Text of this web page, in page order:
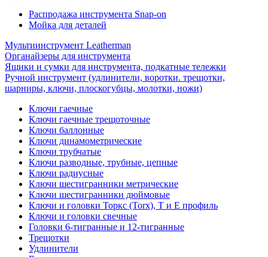
Распродажа инструмента Snap-on
Мойка для деталей
Мультиинструмент Leatherman
Органайзеры для инструмента
Ящики и сумки для инструмента, подкатные тележки
Ручной инструмент (удлинители, воротки. трещотки,
шарниры, ключи, плоскогубцы, молотки, ножи)
Ключи гаечные
Ключи гаечные трещоточные
Ключи баллонные
Ключи динамометрические
Ключи трубчатые
Ключи разводные, трубные, цепные
Ключи радиусные
Ключи шестигранники метрические
Ключи шестигранники дюймовые
Ключи и головки Торкс (Torx), Т и Е профиль
Ключи и головки свечные
Головки 6-тигранные и 12-тигранные
Трещотки
Удлинители